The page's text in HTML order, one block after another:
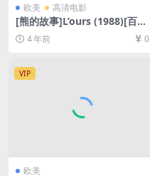
欧美 高清电影
[熊的故事]L’ours (1988)[百度
网盘+迅雷云盘资源1080P超
清未删减][MP4/6.2GB][中英
字幕]
4 年前 0
VIP
欧美